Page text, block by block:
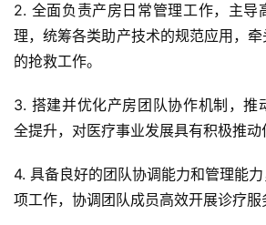
2. 全面负责产房日常管理工作，主导
理，统筹各类助产技术的规范应用，
的抢救工作。
3. 搭建并优化产房团队协作机制，推
全提升，对医疗事业发展具有积极推动
4. 具备良好的团队协调能力和管理能
项工作，协调团队成员高效开展诊疗服